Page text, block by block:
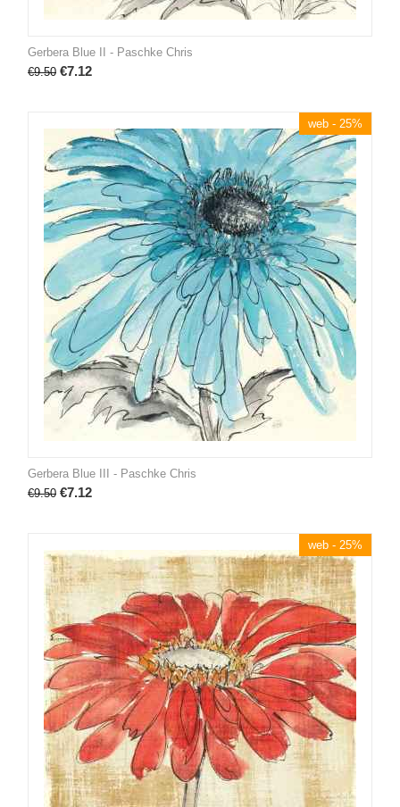
Gerbera Blue II - Paschke Chris
€9.50 €7.12
web - 25%
Gerbera Blue III - Paschke Chris
€9.50 €7.12
web - 25%